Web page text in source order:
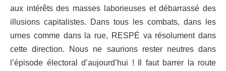
aux intérêtsdes masses laborieuses et débarrassé des
illusions capitalistes. Dans tous les combats, dans les
urnes comme dans la rue, RESPÉ va résolument dans
cette direction. Nous ne saurions rester neutres dans
l’épisode électoral d’aujourd’hui ! Il faut barrer la route